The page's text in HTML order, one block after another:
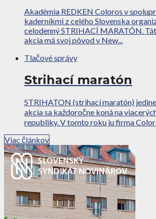
Akadémia REDKEN Coloros v
kaderníkmi z celého Slovenska
celodenný STRIHACÍ MARATÓN.
akcia má svoj pôvod v New...
Tlačové správy
Strihací maratón
STRIHATON (strihací maratón)
akcia sa každoročne koná na
republiky. V tomto roku ju firma
Viac článkov